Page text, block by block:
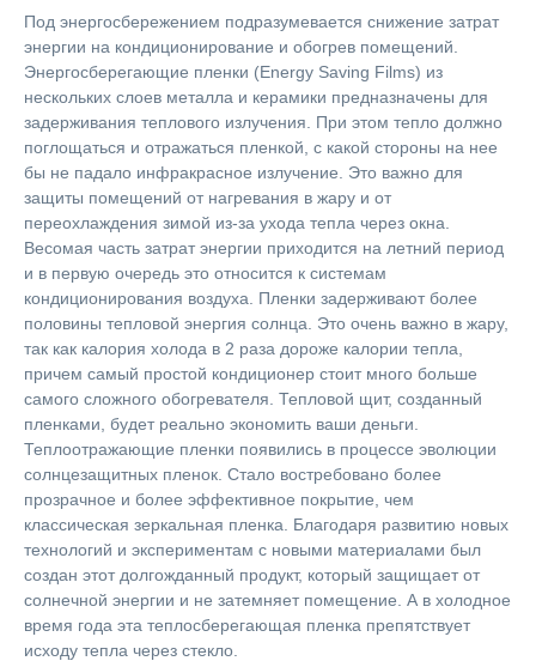
Под энергосбережением подразумевается снижение затрат
энергии на кондиционирование и обогрев помещений.
Энергосберегающие пленки (Energy Saving Films) из
нескольких слоев металла и керамики предназначены для
задерживания теплового излучения. При этом тепло должно
поглощаться и отражаться пленкой, с какой стороны на нее
бы не падало инфракрасное излучение. Это важно для
защиты помещений от нагревания в жару и от
переохлаждения зимой из-за ухода тепла через окна.
Весомая часть затрат энергии приходится на летний период
и в первую очередь это относится к системам
кондиционирования воздуха. Пленки задерживают более
половины тепловой энергия солнца. Это очень важно в жару,
так как калория холода в 2 раза дороже калории тепла,
причем самый простой кондиционер стоит много больше
самого сложного обогревателя. Тепловой щит, созданный
пленками, будет реально экономить ваши деньги.
Теплоотражающие пленки появились в процессе эволюции
солнцезащитных пленок. Стало востребовано более
прозрачное и более эффективное покрытие, чем
классическая зеркальная пленка. Благодаря развитию новых
технологий и экспериментам с новыми материалами был
создан этот долгожданный продукт, который защищает от
солнечной энергии и не затемняет помещение. А в холодное
время года эта теплосберегающая пленка препятствует
исходу тепла через стекло.